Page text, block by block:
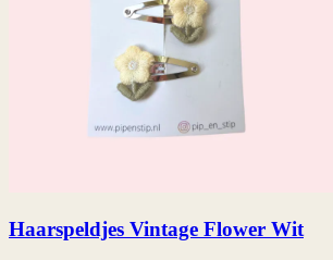
Haarspeldjes Vintage Flower Wit